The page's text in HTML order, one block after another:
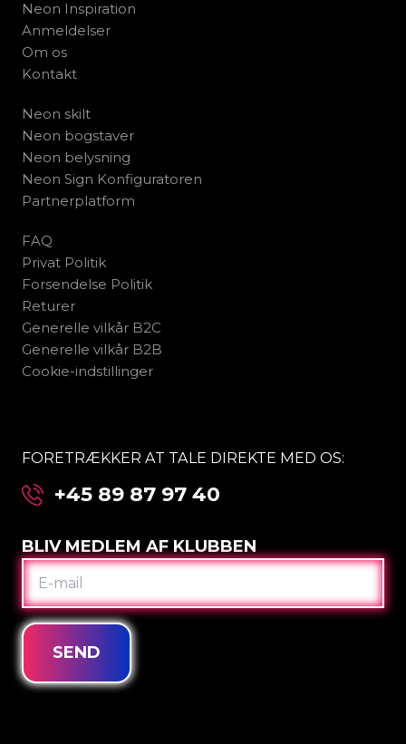
Neon Inspiration
Anmeldelser
Om os
Kontakt
Neon skilt
Neon bogstaver
Neon belysning
Neon Sign Konfiguratoren
Partnerplatform
FAQ
Privat Politik
Forsendelse Politik
Returer
Generelle vilkår B2C
Generelle vilkår B2B
Cookie-indstillinger
FORETRÆKKER AT TALE DIREKTE MED OS:
+45 89 87 97 40
BLIV MEDLEM AF KLUBBEN
E-
SEND